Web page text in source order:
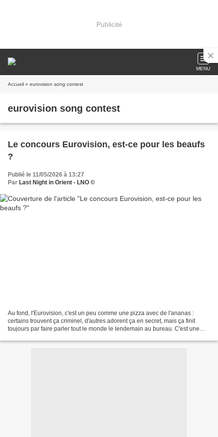
Publicité
MENU
Accueil » eurovision song contest
eurovision song contest
Le concours Eurovision, est-ce pour les beaufs
?
Publié le 11/05/2026 à 13:27
Par Last Night in Orient - LNO ©
​Au fond, l'Eurovision, c'est un peu comme une pizza avec de l'ananas :
certains trouvent ça criminel, d'autres adorent ça en secret, mais ça finit
toujours par faire parler tout le monde le lendemain au bureau. C'est une